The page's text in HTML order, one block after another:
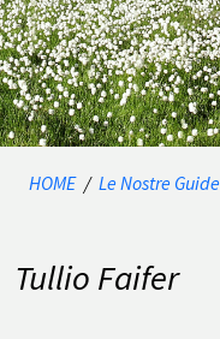
HOME / Le Nostre Guide
Tullio Faifer